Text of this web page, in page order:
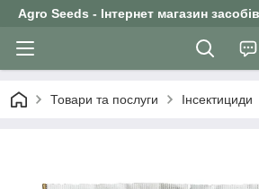
Agro Seeds - Інтернет магазин
Товари та послуги Інсектициди